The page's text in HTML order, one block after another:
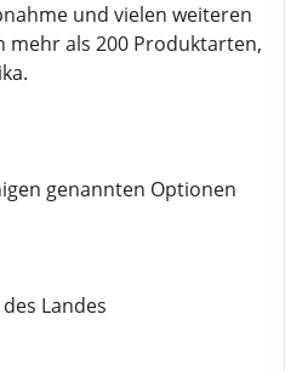
und vielen weiteren
mehr als 200 Produktarten,
genannten Optionen
Landes